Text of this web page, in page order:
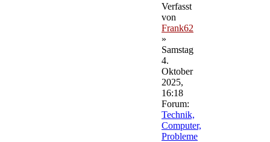
Verfasst
von
Frank62
»
Samstag
4.
Oktober
2025,
16:18
Forum:
Technik,
Computer,
Probleme